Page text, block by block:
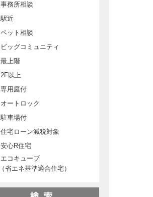
事務所相談
駅近
ペット相談
ビッグコミュニティ
最上階
2F以上
専用庭付
オートロック
駐車場付
住宅ローン減税対象
安心R住宅
エコキューブ
（省エネ基準適合住宅）